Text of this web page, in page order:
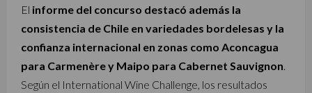
El informe del concurso destacó además la
consistencia de Chile en variedades bordelesas y la
confianza internacional en zonas como Aconcagua
para Carmenère y Maipo para Cabernet Sauvignon
Según el International Wine Challenge, los resultados